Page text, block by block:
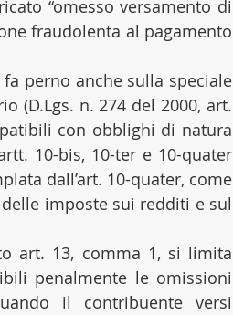
“omesso versamento di
fraudolenta al pagamento
perno anche sulla speciale
(D.Lgs. n. 274 del 2000, art.
con obblighi di natura
10-bis, 10-ter e 10-quater
dall’art. 10-quater, come
imposte sui redditi e sul
art. 13, comma 1, si limita
penalmente le omissioni
il contribuente versi